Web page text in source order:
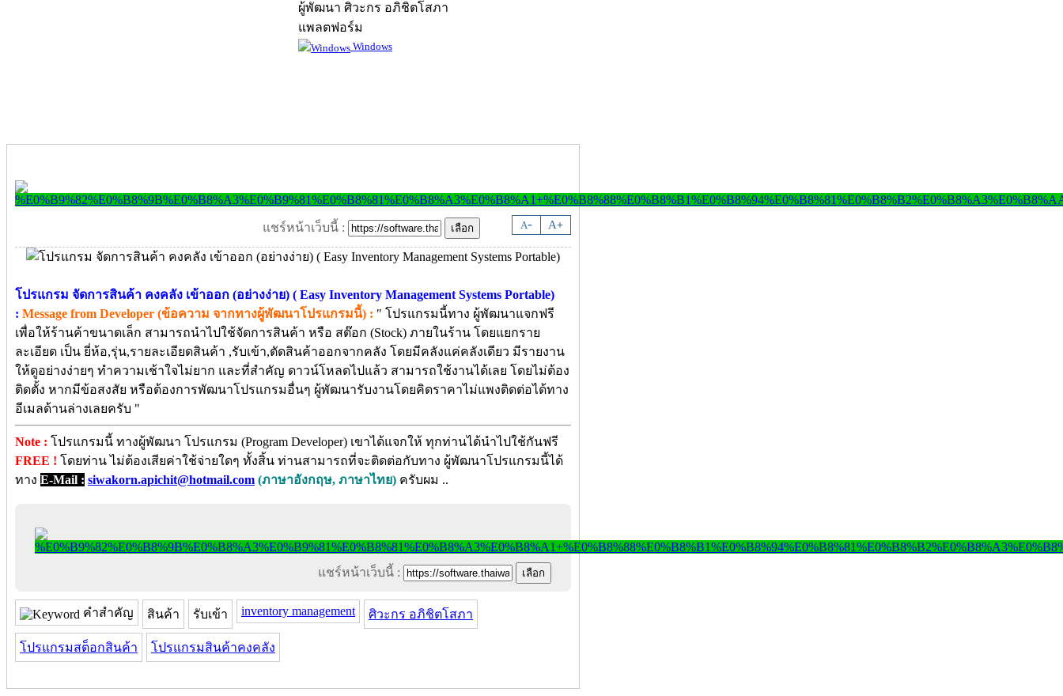
ผู้พัฒนา ศิวะกร อภิชิตโสภา
แพลตฟอร์ม
Windows
A- A+
แชร์หน้าเว็บนี้ :
โปรแกรม จัดการสินค้า คงคลัง เข้าออก (อย่างง่าย) ( Easy Inventory Management Systems Portable)
: Message from Developer (ข้อความ จากทางผู้พัฒนาโปรแกรมนี้) : " โปรแกรมนี้ทาง ผู้พัฒนาแจกฟรี
เพื่อให้ร้านค้าขนาดเล็ก สามารถนำไปใช้จัดการสินค้า หรือ สต๊อก (Stock) ภายในร้าน โดยแยกราย
ละเอียด เป็น ยี่ห้อ,รุ่น,รายละเอียดสินค้า ,รับเข้า,ตัดสินค้าออกจากคลัง โดยมีคลังแค่คลังเดียว มีรายงาน
ให้ดูอย่างง่ายๆ ทำความเช้าใจไม่ยาก และที่สำคัญ ดาวน์โหลดไปแล้ว สามารถใช้งานได้เลย โดยไม่ต้อง
ติดตั้ง หากมีข้อสงสัย หรือต้องการพัฒนาโปรแกรมอื่นๆ ผู้พัฒนารับงานโดยคิดราคาไม่แพงติดต่อได้ทาง
อีเมลด้านล่างเลยครับ "
Note : โปรแกรมนี้ ทางผู้พัฒนา โปรแกรม (Program Developer) เขาได้แจกให้ ทุกท่านได้นำไปใช้กันฟรี
FREE ! โดยท่าน ไม่ต้องเสียค่าใช้จ่ายใดๆ ทั้งสิ้น ท่านสามารถที่จะติดต่อกับทาง ผู้พัฒนาโปรแกรมนี้ได้
ทาง E-Mail : siwakorn.apichit@hotmail.com (ภาษาอังกฤษ, ภาษาไทย) ครับผม ..
แชร์หน้าเว็บนี้ :
คำสำคัญ สินค้า รับเข้า inventory management ศิวะกร อภิชิตโสภา
โปรแกรมสต็อกสินค้า โปรแกรมสินค้าคงคลัง